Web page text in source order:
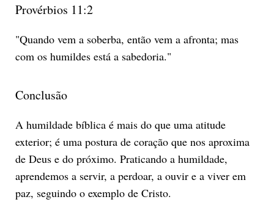
Provérbios 11:2
"Quando vem a soberba, então vem a afronta; mas
com os humildes está a sabedoria."
Conclusão
A humildade bíblica é mais do que uma atitude
exterior; é uma postura de coração que nos aproxima
de Deus e do próximo. Praticando a humildade,
aprendemos a servir, a perdoar, a ouvir e a viver em
paz, seguindo o exemplo de Cristo.